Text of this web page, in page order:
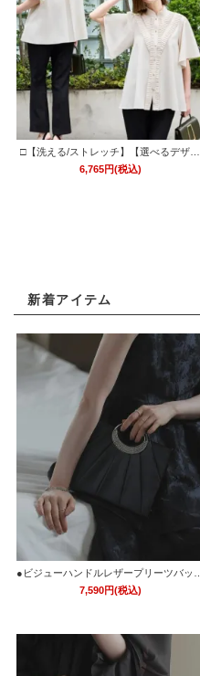
□【洗える/ストレッチ】【選べるデザイ
ン】プリーツスタンドカラーブラウス「T
6,765円(税込)
新着アイテム
●ビジューハンドルレザープリーツバッグ
「BA1765」
7,590円(税込)